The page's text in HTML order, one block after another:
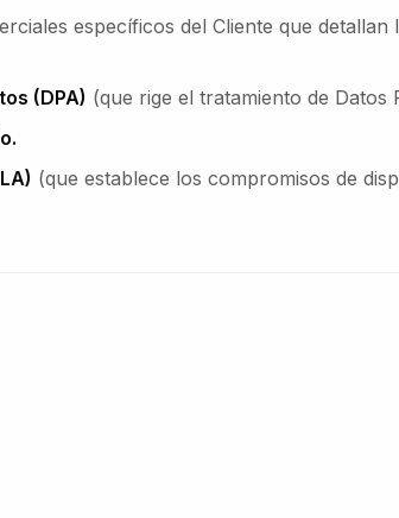
específicos del Cliente que detallan
(DPA) (que rige el tratamiento de Datos
(que establece los compromisos de